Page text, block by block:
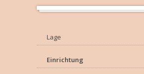
Lage
Einrichtung